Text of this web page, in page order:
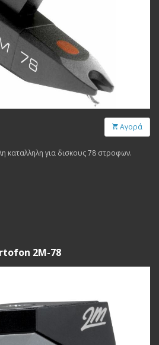
Αγορά
καταλληλη για δισκους 78 στροφων.
2M-78